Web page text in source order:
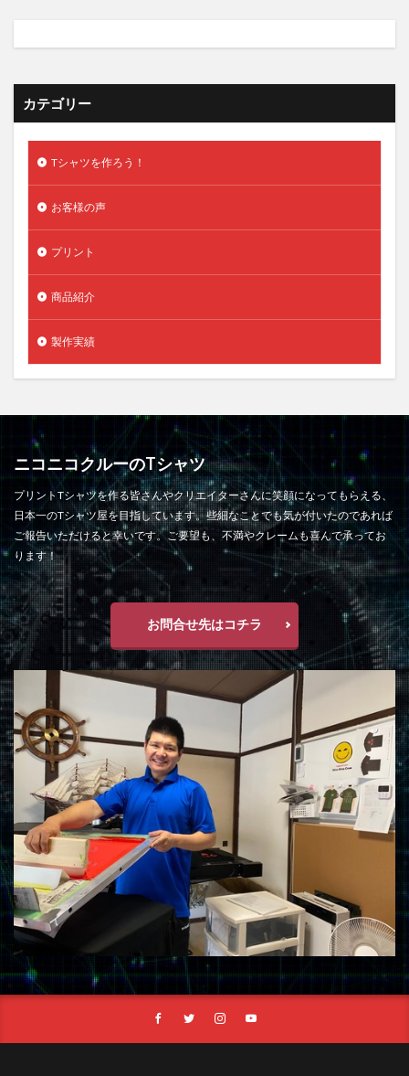
カテゴリー
Tシャツを作ろう！
お客様の声
プリント
商品紹介
製作実績
ニコニコクルーのTシャツ
プリントTシャツを作る皆さんやクリエイターさんに笑顔になってもらえる、
日本一のTシャツ屋を目指しています。些細なことでも気が付いたのであれば
ご報告いただけると幸いです。ご要望も、不満やクレームも喜んで承ってお
ります！
お問合せ先はコチラ